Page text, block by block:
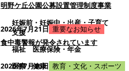
妊娠前・妊娠中・出産・子育て
支援
福祉
医療保険・年金
医療・健康
明野ケ丘公園公募設置管理制度事業
2026年7月21日 重要なお知らせ
食中毒警報が発令されています
2026年7月16日 教育・文化・スポーツ